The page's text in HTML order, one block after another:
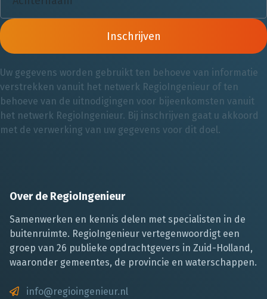
Inschrijven
Uw gegevens worden gebruikt ten behoeve van informatie
verstrekken vanuit het netwerk RegioIngenieur of ten
behoeve van de uitnodigingen voor bijeenkomsten vanuit
het netwerk RegioIngenieur. Bij inschrijven gaat u akkoord
met de verwerking van uw gegevens voor dit doel.
Over de RegioIngenieur
Samenwerken en kennis delen met specialisten in de
buitenruimte. RegioIngenieur vertegenwoordigt een
groep van 26 publieke opdrachtgevers in Zuid-Holland,
waaronder gemeentes, de provincie en waterschappen.
info@regioingenieur.nl